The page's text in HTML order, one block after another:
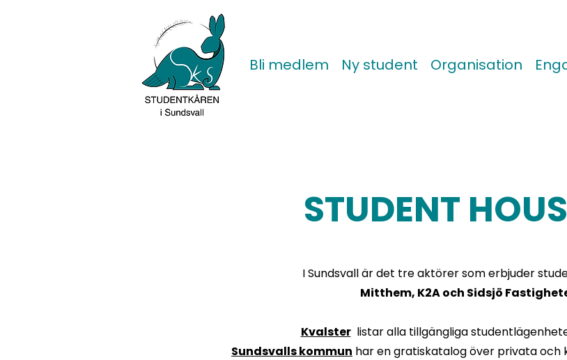
Bli medlem Ny student Organisation
STUDENT
I Sundsvall är det tre aktörer som erbjuder
Mitthem, K2A och Sidsjö
Kvalsterlistar alla tillgängliga
Sundsvalls kommun har en gratiskatalog över privata och